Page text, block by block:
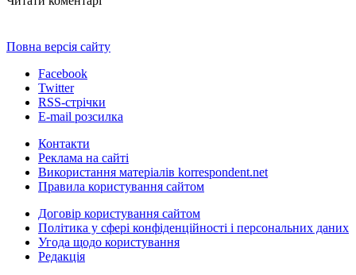
Повна версія сайту
Facebook
Twitter
RSS-стрічки
E-mail розсилка
Контакти
Реклама на сайті
Використання матеріалів korrespondent.net
Правила користування сайтом
Договір користування сайтом
Політика у сфері конфіденційності і персональних даних
Угода щодо користування
Редакція